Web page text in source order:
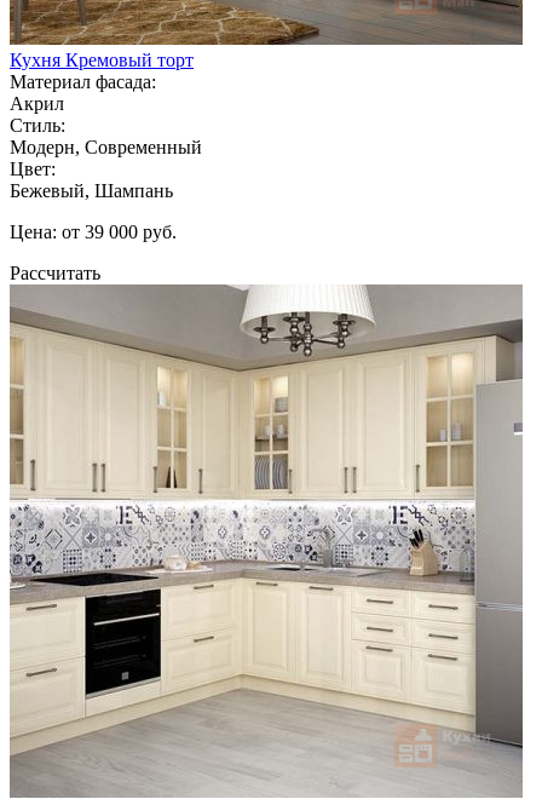
Кухня Кремовый торт
Материал фасада:
Акрил
Стиль:
Модерн, Современный
Цвет:
Бежевый, Шампань
Цена: от 39 000 руб.
Рассчитать